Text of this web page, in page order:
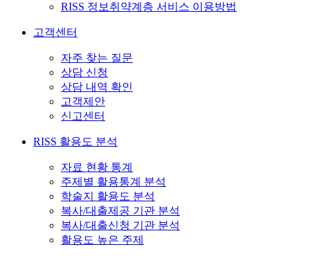
RISS 정보취약계층 서비스 이용방법
고객센터
자주 찾는 질문
상담 신청
상담 내역 확인
고객제안
신고센터
RISS 활용도 분석
자료 현황 통계
주제별 활용통계 분석
학술지 활용도 분석
복사/대출제공 기관 분석
복사/대출신청 기관 분석
활용도 높은 주제